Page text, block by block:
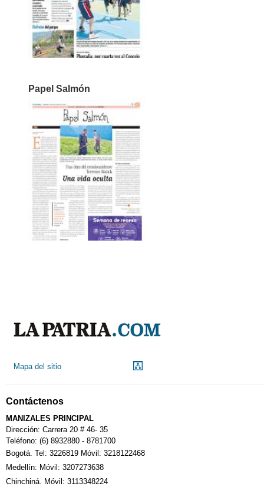
Papel Salmón
Mapa del sitio
Contáctenos
MANIZALES PRINCIPAL
Dirección: Carrera 20 # 46- 35
Teléfono: (6) 8932880 - 8781700
Bogotá. Tel: 3226819 Móvil: 3218122468
Medellín: Móvil: 3207273638
Chinchiná. Móvil: 3113348224